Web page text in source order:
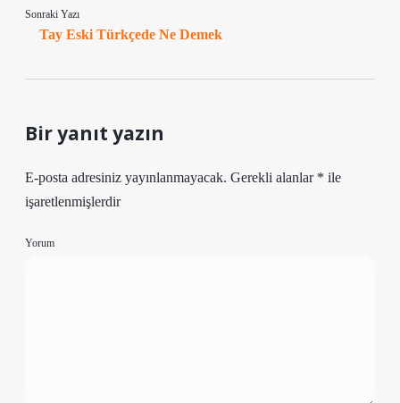
Sonraki Yazı
Tay Eski Türkçede Ne Demek
Bir yanıt yazın
E-posta adresiniz yayınlanmayacak. Gerekli alanlar * ile
işaretlenmişlerdir
Yorum